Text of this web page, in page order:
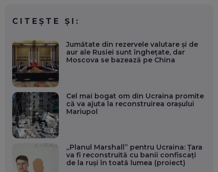
CITEȘTE ȘI:
Jumătate din rezervele valutare şi de
aur ale Rusiei sunt îngheţate, dar
Moscova se bazează pe China
Cel mai bogat om din Ucraina promite
că va ajuta la reconstruirea oraşului
Mariupol
„Planul Marshall” pentru Ucraina: Țara
va fi reconstruită cu banii confiscați
de la ruși în toată lumea (proiect)